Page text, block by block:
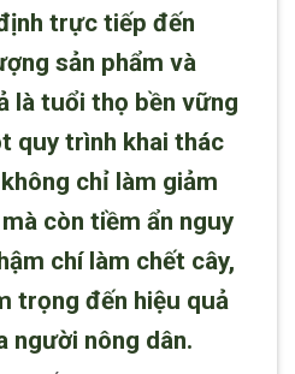
trực tiếp đến
sản phẩm và
là tuổi thọ bền vững
quy trình khai thác
chỉ làm giảm
còn tiềm ẩn nguy
chí làm chết cây,
trọng đến hiệu quả
người nông dân.